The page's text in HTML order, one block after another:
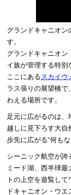
グランドキャニオン
す。
グランドキャニオン
イ族が管理する特別
ここにある スカイウ
ラス張りの展望橋で
わえる場所です。
足元に広がるのは
越しに見下ろす大自
歩先に広がる“何も
シーニック航空が誇
ミード湖、西半球
トの上空を遊覧し
ドキャニオン・ウ